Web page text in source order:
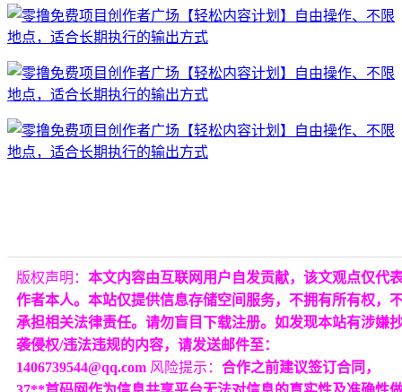
版权声明： 本文内容由互联网用户自发贡献，该文观点仅代
作者本人。本站仅提供信息存储空间服务，不拥有所有权，
承担相关法律责任。请勿盲目下载注册。如发现本站有涉嫌
袭侵权/违法违规的内容，请发送邮件至：
1406739544@qq.com 风险提示： 合作之前建议签订合同，